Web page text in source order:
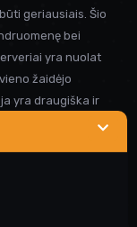
geriausiais. Šio
bei
yra nuolat
žaidėjo
yra draugiška ir
serveryje!